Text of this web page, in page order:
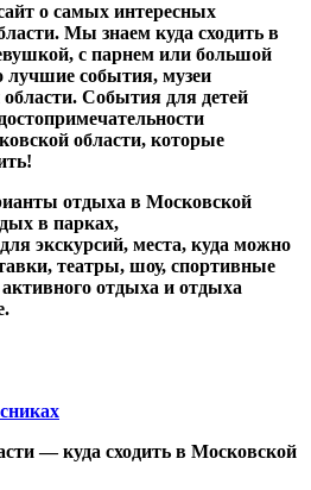
о самых интересных
Мы знаем куда сходить в
с парнем или большой
лучшие события, музеи
События для детей
области, которые
отдыха в Московской
в парках,
экскурсий, места, куда можно
театры, шоу, спортивные
отдыха и отдыха
— куда сходить в Московской